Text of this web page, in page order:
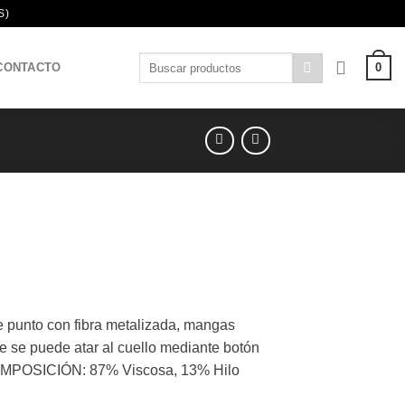
0
€.
punto con fibra metalizada, mangas
se puede atar al cuello mediante botón
87% Viscosa, 13% Hilo